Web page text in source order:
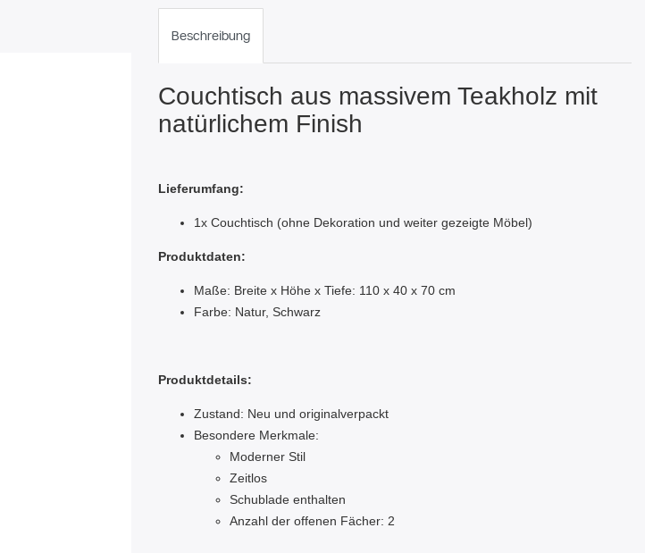
Beschreibung
Couchtisch aus massivem Teakholz mit
natürlichem Finish
Lieferumfang:
1x Couchtisch (ohne Dekoration und weiter gezeigte Möbel)
Produktdaten:
Maße: Breite x Höhe x Tiefe: 110 x 40 x 70 cm
Farbe: Natur, Schwarz
Produktdetails:
Zustand: Neu und originalverpackt
Besondere Merkmale:
Moderner Stil
Zeitlos
Schublade enthalten
Anzahl der offenen Fächer: 2